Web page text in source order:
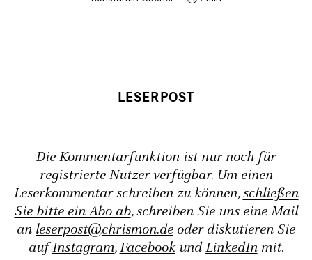
Die Kommentarfunktion ist nur noch für
registrierte Nutzer verfügbar. Um einen
Leserkommentar schreiben zu können,schließen
Sie bitte ein Abo ab, schreiben Sie uns eine Mail
an leserpost@chrismon.de oder diskutieren Sie
aufInstagram,FacebookundLinkedInmit.